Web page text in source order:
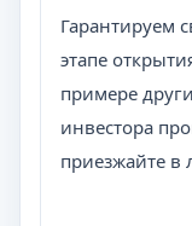
Гарантируем
этапе
примере
инвестора
приезжайте в